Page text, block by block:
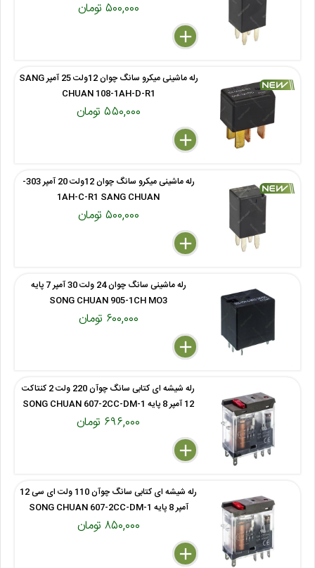
۵۰۰,۰۰۰ تومان
delete
remove
add
رله ماشینی میکرو سانگ چوان 12ولت 25 آمپر SANG
CHUAN 108-1AH-D-R1
۵۵۰,۰۰۰ تومان
delete
remove
add
رله ماشینی میکرو سانگ چوان 12ولت 20 آمپر 303-
1AH-C-R1 SANG CHUAN
۵۰۰,۰۰۰ تومان
delete
remove
add
رله ماشینی سانگ چوان 24 ولت 30 آمپر 7 پایه
SONG CHUAN 905-1CH MO3
۶۰۰,۰۰۰ تومان
delete
remove
add
رله شیشه ای کتابی سانگ چوآن 220 ولت 2 کنتاکت
12 آمپر 8 پایه SONG CHUAN 607-2CC-DM-1
۶۹۶,۰۰۰ تومان
delete
remove
add
رله شیشه ای کتابی سانگ چوآن 110 ولت ای سی 12
آمپر 8 پایه SONG CHUAN 607-2CC-DM-1
۸۵۰,۰۰۰ تومان
delete
remove
add